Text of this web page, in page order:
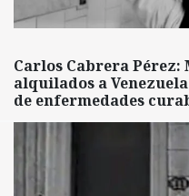
Carlos Cabrera Pérez:
alquilados a
de enfermedades